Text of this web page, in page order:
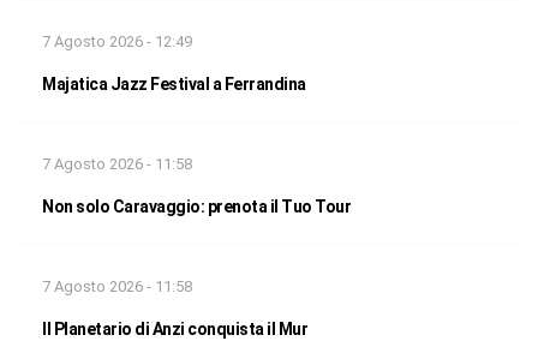
7 Agosto 2026 - 12:49
Majatica Jazz Festival a Ferrandina
7 Agosto 2026 - 11:58
Non solo Caravaggio: prenota il Tuo Tour
7 Agosto 2026 - 11:58
Il Planetario di Anzi conquista il Mur